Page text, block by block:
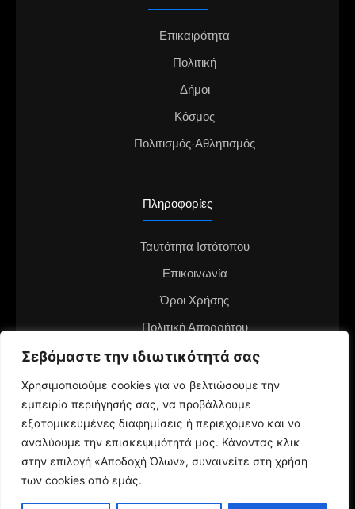
Σεβόμαστε την ιδιωτικότητά σας
Χρησιμοποιούμε cookies για να βελτιώσουμε την
εμπειρία περιήγησής σας, να προβάλλουμε
εξατομικευμένες διαφημίσεις ή περιεχόμενο και να
αναλύουμε την επισκεψιμότητά μας. Κάνοντας κλικ
στην επιλογή «Αποδοχή Όλων», συναινείτε στη χρήση
των cookies από εμάς.
Επικαιρότητα
Πολιτική
Δήμοι
Κόσμος
Πολιτισμός-Αθλητισμός
Πληροφορίες
Ταυτότητα Ιστότοπου
Επικοινωνία
Όροι Χρήσης
Πολιτική Απορρήτου
Διαφημιστείτε στο notianea.gr
Γίνε ο ανταποκριτής στην περιοχή σου
© 2024 NotiaNea.gr | Maintained by